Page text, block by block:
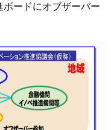
ードにオブザーバー